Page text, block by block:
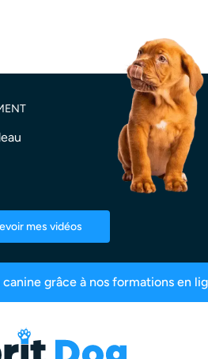
mes vidéos
millions d’abonnés Plus